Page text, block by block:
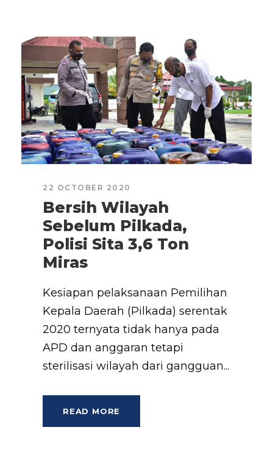
22 OCTOBER 2020
Bersih Wilayah
Sebelum Pilkada,
Polisi Sita 3,6 Ton
Miras
Kesiapan pelaksanaan Pemilihan
Kepala Daerah (Pilkada) serentak
2020 ternyata tidak hanya pada
APD dan anggaran tetapi
sterilisasi wilayah dari gangguan...
READ MORE